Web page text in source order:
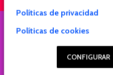
Políticas de privacidad
Políticas de cookies
CONFIGURAR